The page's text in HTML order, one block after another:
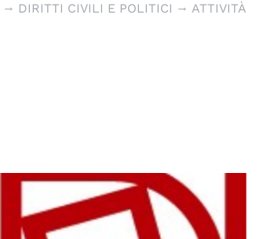
DIRITTI CIVILI E POLITICI ATTIVITÀ